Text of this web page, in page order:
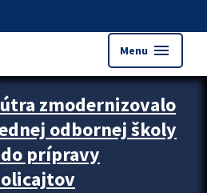
Menu menu
zmodernizovalo
odbornej školy
prípravy